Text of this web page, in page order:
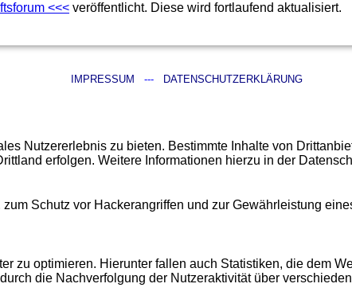
<<< veröffentlicht. Diese wird fortlaufend aktualisiert.
IMPRESSUM --- DATENSCHUTZERKLÄRUNG
Nutzererlebnis zu bieten. Bestimmte Inhalte von
erfolgen. Weitere Informationen hierzu in der
Schutz vor Hackerangriffen und zur Gewährleistung
zu optimieren. Hierunter fallen auch Statistiken, die dem
die Nachverfolgung der Nutzeraktivität über